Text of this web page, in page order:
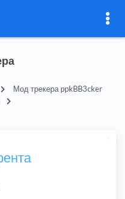
Мод трекера ppkBB3cker